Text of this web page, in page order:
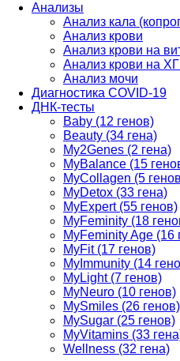
Анализы
Анализ кала
Анализ крови
Анализ крови на
Анализ крови на
Анализ мочи
Диагностика COVID-19
ДНК-тесты
Baby (12 генов)
Beauty (34 гена)
My2Genes (2 гена)
MyBalance (15
MyCollagen (5
MyDetox (33 гена)
MyExpert (55 генов)
MyFeminity (18
MyFeminity Age (16
MyFit (17 генов)
MyImmunity (14
MyLight (7 генов)
MyNeuro (10 генов)
MySmiles (26 генов)
MySugar (25 генов)
MyVitamins (33
Wellness (32 гена)